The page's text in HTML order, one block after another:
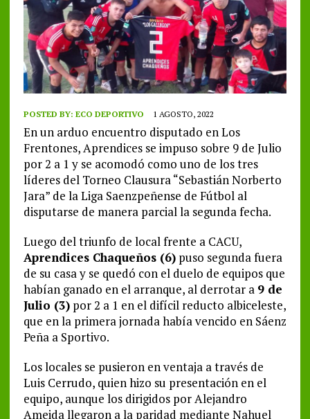
POSTED BY: ECO DEPORTIVO 1 AGOSTO, 2022
En un arduo encuentro disputado en Los
Frentones, Aprendices se impuso sobre 9 de Julio
por 2 a 1 y se acomodó como uno de los tres
líderes del Torneo Clausura “Sebastián Norberto
Jara” de la Liga Saenzpeñense de Fútbol al
disputarse de manera parcial la segunda fecha.
Luego del triunfo de local frente a CACU,
Aprendices Chaqueños (6)puso segunda fuera
de su casa y se quedó con el duelo de equipos que
habían ganado en el arranque, al derrotar a 9 de
Julio (3)por 2 a 1 en el difícil reducto albiceleste,
que en la primera jornada había vencido en Sáenz
Peña a Sportivo.
Los locales se pusieron en ventaja a través de
Luis Cerrudo, quien hizo su presentación en el
equipo, aunque los dirigidos por Alejandro
Ameida llegaron a la paridad mediante Nahuel